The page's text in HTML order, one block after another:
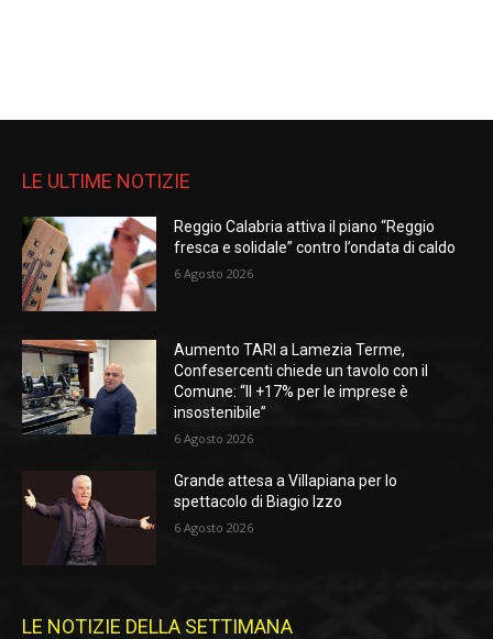
LE ULTIME NOTIZIE
Reggio Calabria attiva il piano “Reggio
fresca e solidale” contro l’ondata di caldo
6 Agosto 2026
Aumento TARI a Lamezia Terme,
Confesercenti chiede un tavolo con il
Comune: “Il +17% per le imprese è
insostenibile”
6 Agosto 2026
Grande attesa a Villapiana per lo
spettacolo di Biagio Izzo
6 Agosto 2026
LE NOTIZIE DELLA SETTIMANA